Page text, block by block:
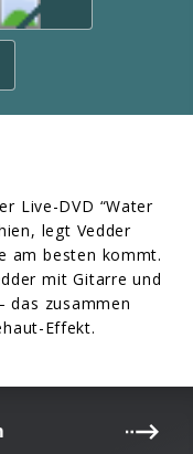
Live-DVD “Water
legt Vedder
am besten kommt.
mit Gitarre und
das zusammen
Effekt.